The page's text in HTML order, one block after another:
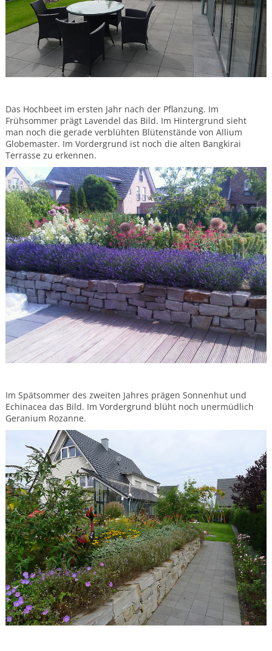
Das Hochbeet im ersten Jahr nach der Pflanzung. Im
Frühsommer prägt Lavendel das Bild. Im Hintergrund sieht
man noch die gerade verblühten Blütenstände von Allium
Globemaster. Im Vordergrund ist noch die alten Bangkirai
Terrasse zu erkennen.
Im Spätsommer des zweiten Jahres prägen Sonnenhut und
Echinacea das Bild. Im Vordergrund blüht noch unermüdlich
Geranium Rozanne.